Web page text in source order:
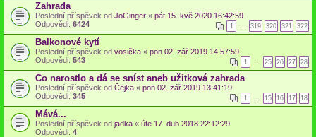
Zahrada
Poslední příspěvek od JoGinger « pát 15. kvě 2020 16:42:59
Odpovědi: 6424 1 … 319 320 321 322
Balkonové kytí
Poslední příspěvek od vosička « pon 02. zář 2019 14:57:59
Odpovědi: 543 1 … 25 26 27 28
Co narostlo a dá se sníst aneb užitková zahrada
Poslední příspěvek od Čejka « pon 02. zář 2019 13:41:19
Odpovědi: 345 1 … 15 16 17 18
Mává...
Poslední příspěvek od jadka « úte 17. dub 2018 22:12:29
Odpovědi: 4